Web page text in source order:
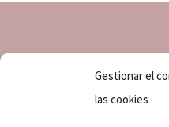
Gestionar el
las cookies
Contacta